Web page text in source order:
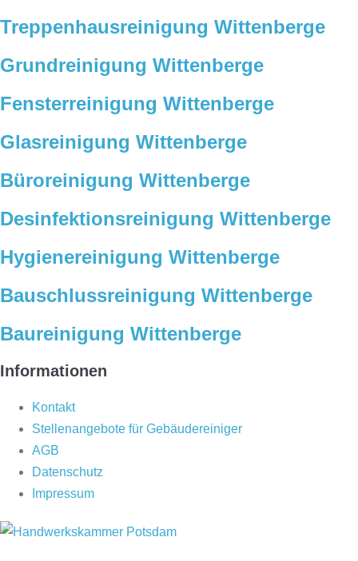
Treppenhausreinigung Wittenberge
Grundreinigung Wittenberge
Fensterreinigung Wittenberge
Glasreinigung Wittenberge
Büroreinigung Wittenberge
Desinfektionsreinigung Wittenberge
Hygienereinigung Wittenberge
Bauschlussreinigung Wittenberge
Baureinigung Wittenberge
Informationen
Kontakt
Stellenangebote für Gebäudereiniger
AGB
Datenschutz
Impressum